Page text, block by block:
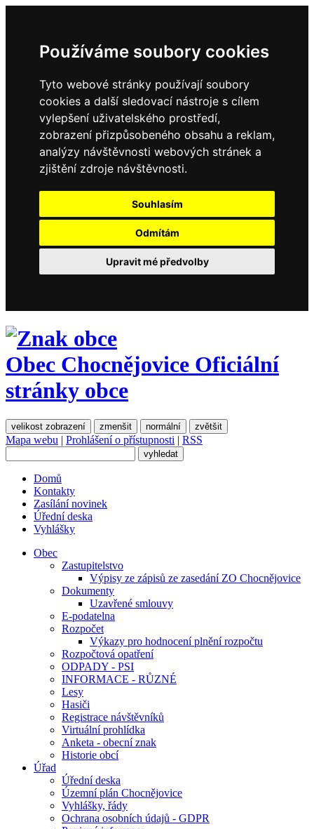
Používáme soubory cookies
Tyto webové stránky používají soubory
cookies a další sledovací nástroje s cílem
vylepšení uživatelského prostředí,
zobrazení přizpůsobeného obsahu a reklam,
analýzy návštěvnosti webových stránek a
zjištění zdroje návštěvnosti.
Souhlasím
Odmítám
Upravit mé předvolby
Obec Chocnějovice Oficiální
stránky obce
velikost zobrazení zmenšit normální zvětšit
Mapa webu | Prohlášení o přístupnosti | RSS
Domů
Kontakty
Zasílání novinek
Úřední deska
Vyhlášky
Obec
Zastupitelstvo
Výpisy ze zápisů ze zasedání ZO Chocnějovice
Dokumenty
Uzavřené smlouvy
E-podatelna
Rozpočet
Výkazy pro hodnocení plnění rozpočtu
Rozpočtová opatření
ODPADY - PSI
INFORMACE - RŮZNÉ
Lesy
Hasiči
Registrace návštěvníků
Virtuální prohlídka
Anketa - obecní znak
Historie obcí
Úřad
Úřední deska
Územní plán Chocnějovice
Vyhlášky, řády
Ochrana osobních údajů - GDPR